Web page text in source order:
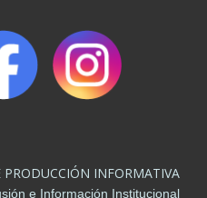
INFORMATIVA
e Información Institucional